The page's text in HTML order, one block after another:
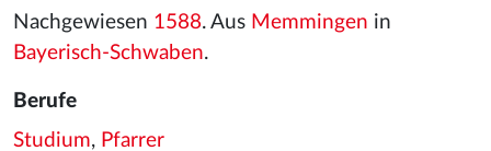
Nachgewiesen 1588. Aus Memmingen in
Bayerisch-Schwaben.
Berufe
Studium, Pfarrer